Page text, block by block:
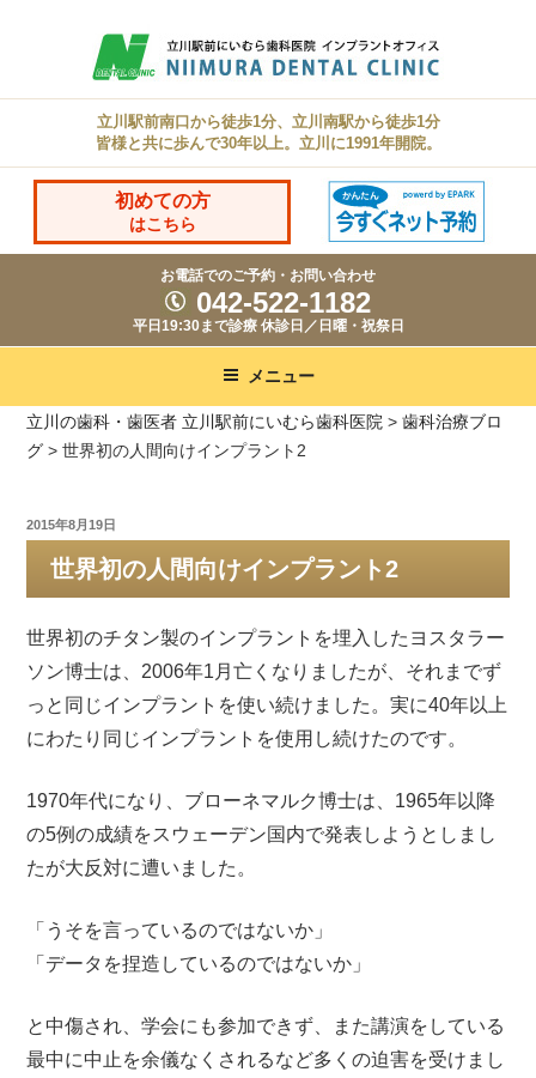
キ
立川駅前南口から徒歩1分、立川南駅から徒歩1分
皆様と共に歩んで30年以上。立川に1991年開院。
初めての方
はこちら
お電話でのご予約・お問い合わせ
042-522-1182
平日19:30まで診療 休診日／日曜・祝祭日
メニュー
立川の歯科・歯医者 立川駅前にいむら歯科医院 >歯科治療ブロ
グ >世界初の人間向けインプラント2
投
2015年8月19日
世界初の人間向けインプラント2
世界初のチタン製のインプラントを埋入したヨスタラー
ソン博士は、2006年1月亡くなりましたが、それまでず
っと同じインプラントを使い続けました。実に40年以上
にわたり同じインプラントを使用し続けたのです。
1970年代になり、ブローネマルク博士は、1965年以降
の5例の成績をスウェーデン国内で発表しようとしまし
たが大反対に遭いました。
「うそを言っているのではないか」
「データを捏造しているのではないか」
と中傷され、学会にも参加できず、また講演をしている
最中に中止を余儀なくされるなど多くの迫害を受けまし